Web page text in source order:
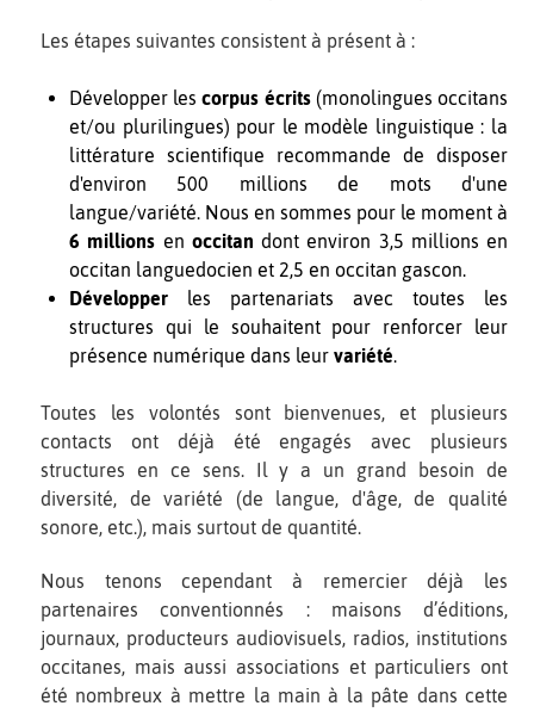
Les étapes suivantes consistent à présent à :
Développer lescorpus écrits(monolingues occitans
et/ou plurilingues) pour le modèle linguistique : la
littérature scientifique recommande de disposer
d'environ 500 millions de mots d'une
langue/variété. Nous en sommes pour le moment à
6 millions en occitan dont environ 3,5 millions en
occitan languedocien et 2,5 en occitan gascon.
Développer les partenariats avec toutes les
structures qui le souhaitent pour renforcer leur
présence numérique dans leur variété.
Toutes les volontés sont bienvenues, et plusieurs
contacts ont déjà été engagés avec plusieurs
structures en ce sens. Il y a un grand besoin de
diversité, de variété (de langue, d'âge, de qualité
sonore, etc.), mais surtout de quantité.
Nous tenons cependant à remercier déjà les
partenaires conventionnés : maisons d’éditions,
journaux, producteurs audiovisuels, radios, institutions
occitanes, mais aussi associations et particuliers ont
été nombreux à mettre la main à la pâte dans cette